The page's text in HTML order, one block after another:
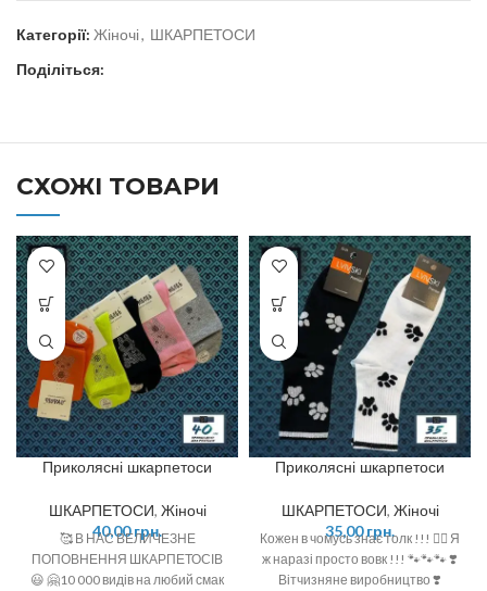
Категорії: Жіночі, ШКАРПЕТОСИ
Поділіться:
СХОЖІ ТОВАРИ
Приколясні шкарпетоси
ШКАРПЕТОСИ, Жіночі
40,00грн.
🥰 В НАС ВЕЛИЧЕЗНЕ
ПОПОВНЕННЯ ШКАРПЕТОСІВ
😃 🤗10 000 видів на любий смак
Приколясні шкарпетоси
ШКАРПЕТОСИ, Жіночі
35,00грн.
Кожен в чомусь знає толк !!! ☝🏻 Я
ж наразі просто вовк !!! 🐾🐾🐾 ❣️
Вітчизняне виробництво ❣️